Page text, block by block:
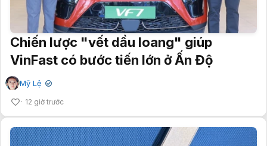
Chiến lược "vết dầu loang" giúp
VinFast có bước tiến lớn ở Ấn Độ
Mỹ Lệ ✔
12 giờ trước